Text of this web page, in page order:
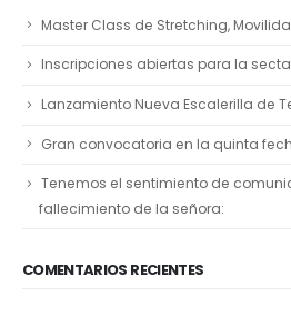
Master Class de Stretching,
Inscripciones abiertas para la
Lanzamiento Nueva Escalerilla de
Gran convocatoria en la quinta
Tenemos el sentimiento de
fallecimiento de la señora:
COMENTARIOS RECIENTES